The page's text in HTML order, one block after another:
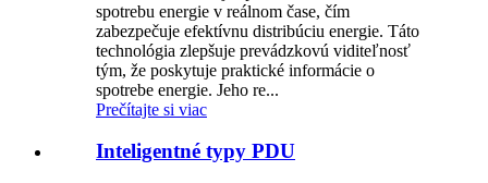
spotrebu energie v reálnom čase, čím
zabezpečuje efektívnu distribúciu energie. Táto
technológia zlepšuje prevádzkovú viditeľnosť
tým, že poskytuje praktické informácie o
spotrebe energie. Jeho re...
Prečítajte si viac
Inteligentné typy PDU